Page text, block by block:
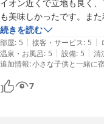
本当にありがとうござい
Ｊホテルりんくう
2026-06-21
イオン近くで立地も良く
続きを読む
部屋: 5 | 接客・サービス: 5 |
温泉・お風呂: 5 | 設備: 5 | 清
追加情報:小さな子供と一緒に
7